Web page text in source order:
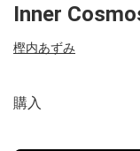
Inner
樫内あずみ
購入